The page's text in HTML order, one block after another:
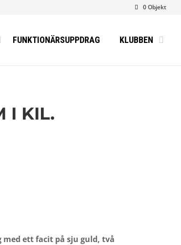
0 Objekt
FUNKTIONÄRSUPPDRAG KLUBBEN
I KIL.
ett facit på sju guld, två